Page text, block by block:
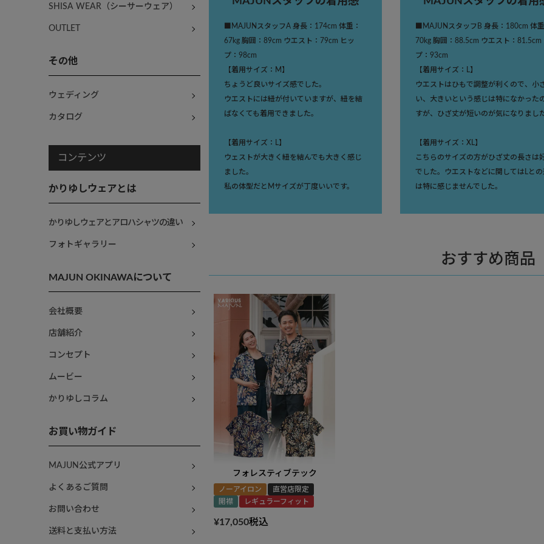
SHISA WEAR（シーサーウェア）
OUTLET
その他
ウェディング
カタログ
コンテンツ
かりゆしウェアとは
かりゆしウェアとアロハシャツの違い
フォトギャラリー
MAJUN OKINAWAについて
会社概要
店舗紹介
コンセプト
ムービー
かりゆしコラム
お買い物ガイド
MAJUN公式アプリ
よくあるご質問
お問い合わせ
送料と支払い方法
■MAJUNスタッフA 身長：174cm 体重：
67kg 胸囲：89cm ウエスト：79cm ヒッ
プ：98cm
【着用サイズ：M】
ちょうど良いサイズ感でした。
ウエストには紐が付いていますが、紐を結
ばなくても着用できました。
【着用サイズ：L】
ウェストが大きく紐を結んでも大きく感じ
ました。
私の体型だとMサイズが丁度いいです。
■MAJUNスタッフB 身長：180cm 体重
70kg 胸囲：88.5cm ウエスト：81.5cm
プ：93cm
【着用サイズ：L】
ウエストはひもで調整が利くので、小
い、大きいという感じは特になかった
すが、ひざ丈が短いのが気になりまし
【着用サイズ：XL】
こちらのサイズの方がひざ丈の長さは
でした。ウエストなどに関してはLと
は特に感じませんでした。
おすすめ商品
フォレスティブテック
ノーアイロン
直営店限定
開襟
レギュラーフィット
¥17,050税込